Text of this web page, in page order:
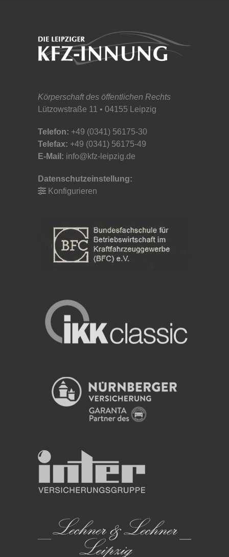
Körperschaft des öffentlichen Rechts
Lützowstraße 11 • 04155 Leipzig
Telefon: +49 (0341) 56175-30
Telefax: +49 (0341) 56175-49
E-Mail: info@kfz-leipzig.de
Datenschutzeinstellung:
Konfigurieren